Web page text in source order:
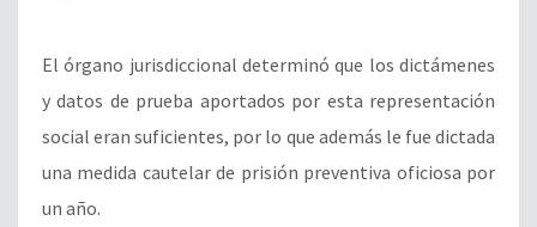
El órgano jurisdiccional determinó que los dictámenes
y datos de prueba aportados por esta representación
social eran suficientes, por lo que además le fue dictada
una medida cautelar de prisión preventiva oficiosa por
un año.